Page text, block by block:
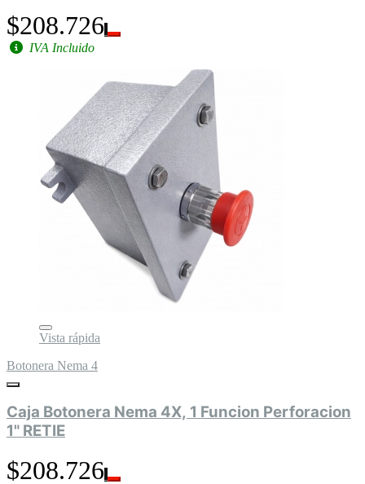
$208.726
IVA Incluido
Vista rápida
Botonera Nema 4
Caja Botonera Nema 4X, 1 Funcion Perforacion
1" RETIE
$208.726